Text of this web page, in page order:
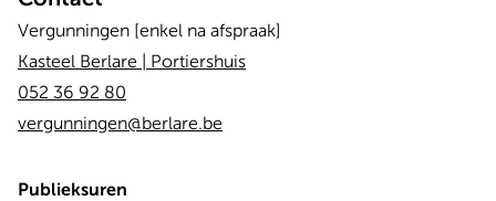
Vergunningen [enkel na afspraak]
Kasteel Berlare | Portiershuis
052 36 92 80
vergunningen@berlare.be
Publieksuren